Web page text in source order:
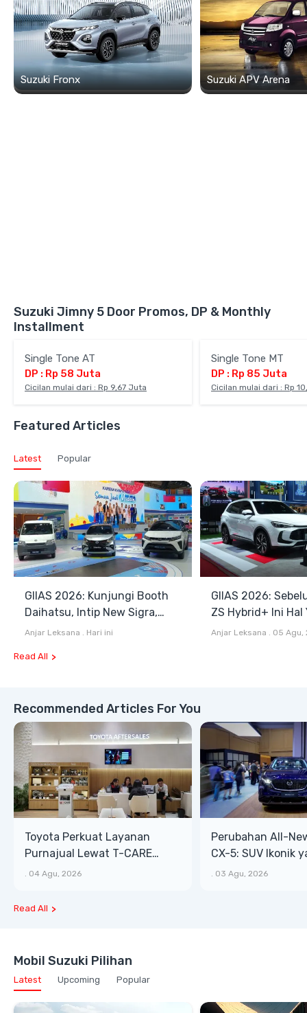
Suzuki Fronx Suzuki APV Arena
Suzuki Jimny 5 Door Promos, DP & Monthly
Installment
Single Tone AT
DP : Rp 58 Juta
Cicilan mulai dari : Rp 9,67 Juta
Single Tone MT
DP : Rp 85 Juta
Cicilan mulai dari : Rp
Featured Articles
Latest Popular
GIIAS 2026: Kunjungi Booth
Daihatsu, Intip New Sigra,
Terios SE hingga Gran Max
Anjar Leksana . Hari ini
GIIAS 2026:
ZS Hybrid+ Ini Hal
Diketahui
Anjar Leksana . 05 Agu,
Read All
Recommended Articles For You
Toyota Perkuat Layanan
Purnajual Lewat T-CARE
XTRA, Manfaat Lebih Besar
. 04 Agu, 2026
Perubahan All-
CX-5: SUV Ikonik
Bongsor, Mewah,
. 03 Agu, 2026
Read All
Mobil Suzuki Pilihan
Latest Upcoming Popular